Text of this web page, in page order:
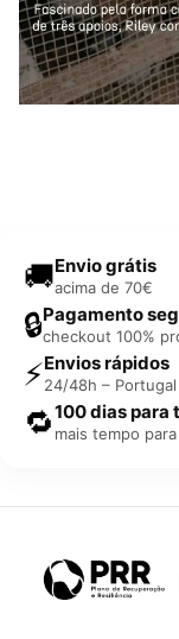
🚚Envio grátis
acima de 70€
🔒Pagamento
checkout 100%
⚡Envios rápidos
24/48h –
🔁100 dias para
mais tempo